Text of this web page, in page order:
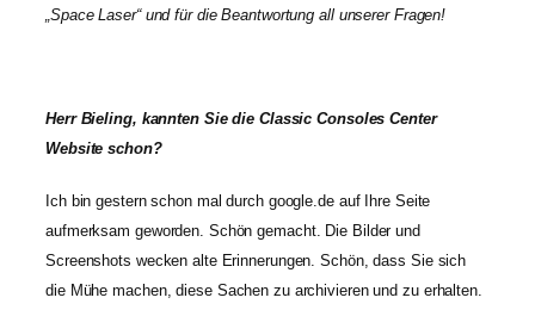
„Space Laser“ und für die Beantwortung all unserer Fragen!
Herr Bieling, kannten Sie die Classic Consoles Center
Website schon?
Ich bin gestern schon mal durch google.de auf Ihre Seite
aufmerksam geworden. Schön gemacht. Die Bilder und
Screenshots wecken alte Erinnerungen. Schön, dass Sie sich
die Mühe machen, diese Sachen zu archivieren und zu erhalten.